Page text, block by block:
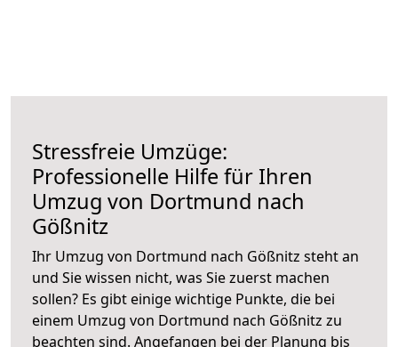
Stressfreie Umzüge:
Professionelle Hilfe für Ihren
Umzug von Dortmund nach
Gößnitz
Ihr Umzug von Dortmund nach Gößnitz steht an
und Sie wissen nicht, was Sie zuerst machen
sollen? Es gibt einige wichtige Punkte, die bei
einem Umzug von Dortmund nach Gößnitz zu
beachten sind. Angefangen bei der Planung bis